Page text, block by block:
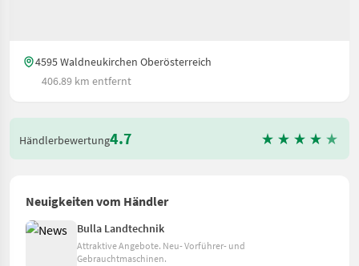
4595 Waldneukirchen Oberösterreich
406.89 km entfernt
Händlerbewertung4.7
Neuigkeiten vom Händler
Bulla Landtechnik
Attraktive Angebote. Neu- Vorführer- und
Gebrauchtmaschinen.